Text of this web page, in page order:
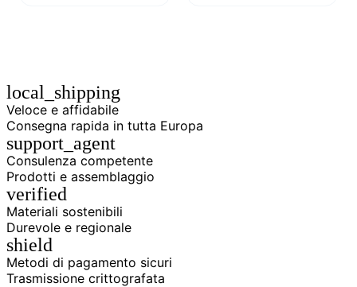
local_shipping
Veloce e affidabile
Consegna rapida in tutta Europa
support_agent
Consulenza competente
Prodotti e assemblaggio
verified
Materiali sostenibili
Durevole e regionale
shield
Metodi di pagamento sicuri
Trasmissione crittografata